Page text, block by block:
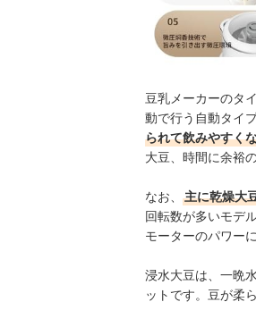
豆乳メーカーのタ
動で行う自動タイ
られて飲みやすく
大豆、時間に余裕
なお、 主に乾燥大
回転数が多いモデ
モーターのパワー
浸水大豆は、一晩
ットです。豆が柔